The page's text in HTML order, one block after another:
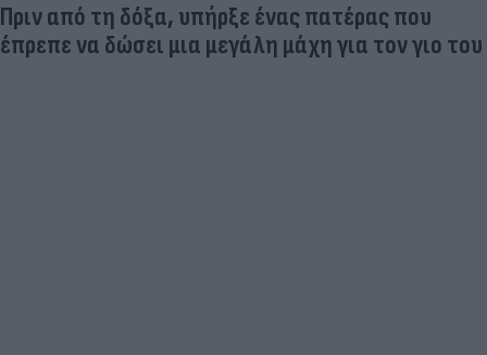
Πριν από τη δόξα, υπήρξε ένας πατέρας που
έπρεπε να δώσει μια μεγάλη μάχη για τον γιο του